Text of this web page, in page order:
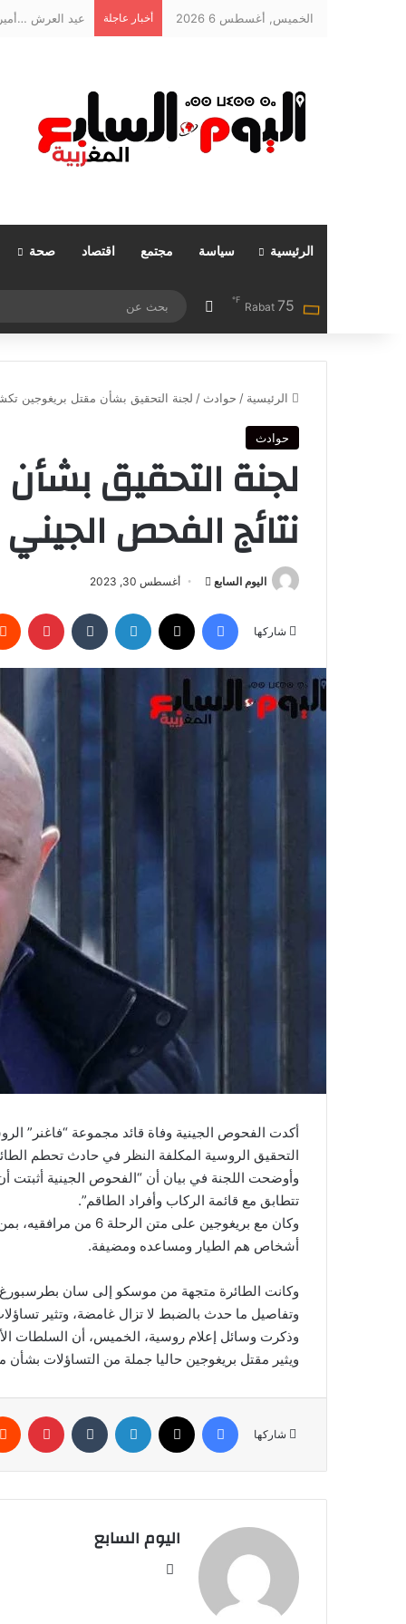
الخميس, أغسطس 6 2026 أخبار عاجلة عيد العرش …أمير
الرئيسية سياسة مجتمع اقتصاد صحة
Rabat 75
℉ مقال عشوائي
الرئيسية / حوادث / لجنة التحقيق بشأن مقتل بريغوجين
حوادث
لجنة التحقيق
نتائج الفحص الجيني
اليوم السابع
أرسل
إلكترونيا
أغسطس 30, 2023
شاركها
فيسبوك لينكدإن
أكدت الفحوص الجينية وفاة قائد مجموعة “فاغنر”
التحقيق الروسية المكلفة النظر في حادث تحطم
وأوضحت اللجنة في بيان أن “الفحوص الجينية أثبتت
تتطابق مع قائمة الركاب وأفراد الطاقم”.
أشخاص هم الطيار ومساعده ومضيفة.
وكانت الطائرة متجهة من موسكو إلى سان
وتفاصيل ما حدث بالضبط لا تزال غامضة، وتثير
وذكرت وسائل إعلام روسية، الخميس، أن السلطات
ويثير مقتل بريغوجين حاليا جملة من التساؤلات بشأن
شاركها
فيسبوك لينكدإن
اليوم السابع